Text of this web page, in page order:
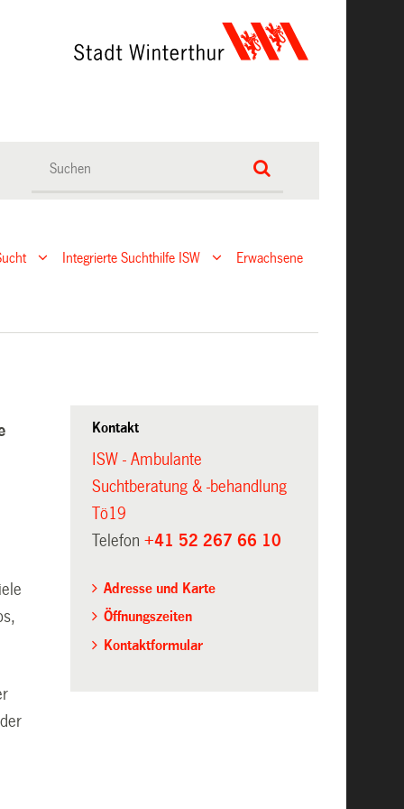
Integrierte Suchthilfe ISW Erwachsene
Kontakt
ISW - Ambulante
Suchtberatung & -behandlung
Tö19
Telefon +41 52 267 66 10
Adresse und Karte
Öffnungszeiten
Kontaktformular